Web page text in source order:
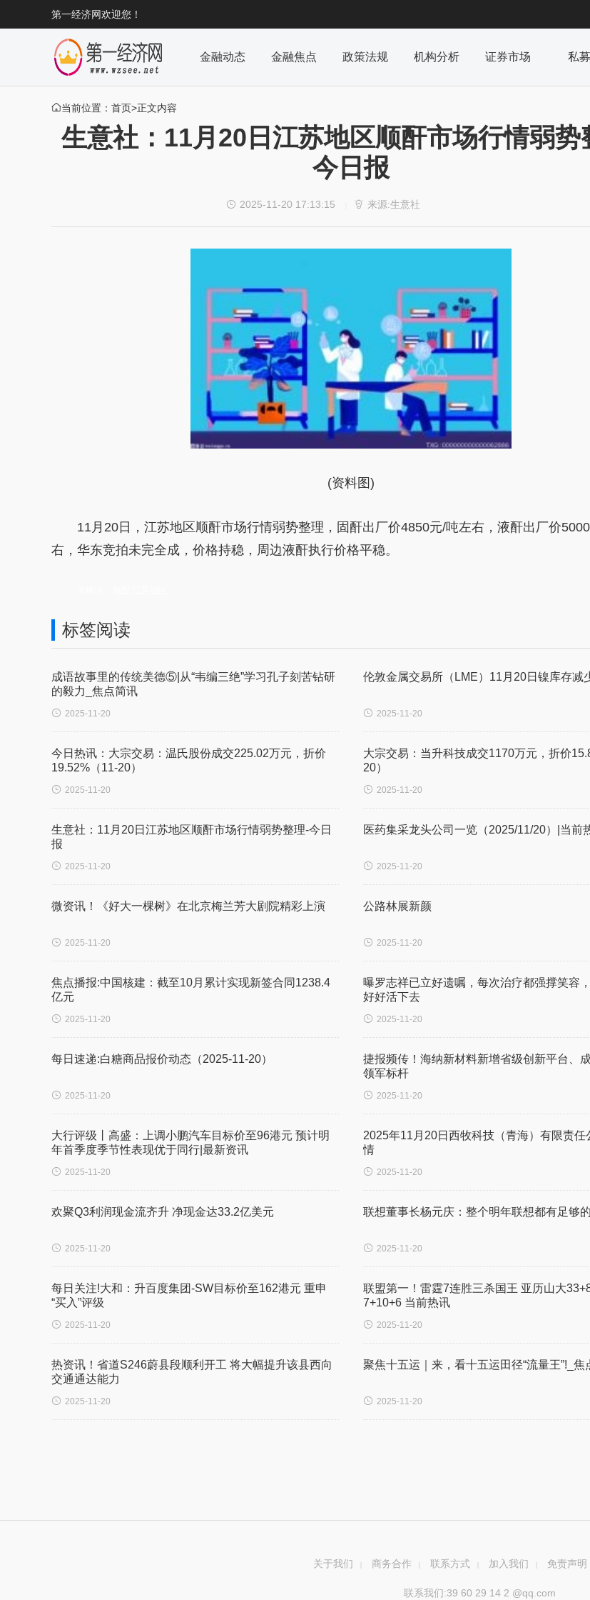
第一经济网欢迎您！
金融动态 金融焦点 政策法规 机构分析 证券市场 私募
当前位置： 首页>正文内容
生意社：11月20日江苏地区顺酐市场行情弱势
今日报
 2025-11-20 17:13:15  来源:生意社
(资料图)
11月20日，江苏地区顺酐市场行情弱势整理，固酐出厂价4850元/吨左右，液酐出厂价
右，华东竞拍未完全成，价格持稳，周边液酐执行价格平稳。
标签阅读
成语故事里的传统美德⑤|从“韦编三绝”学习孔子刻苦钻研
的毅力_焦点简讯
 2025-11-20
伦敦金属交易所（LME）11月20日镍库存减
 2025-11-20
今日热讯：大宗交易：温氏股份成交225.02万元，折价
19.52%（11-20）
 2025-11-20
大宗交易：当升科技成交1170万元，折价
20）
 2025-11-20
生意社：11月20日江苏地区顺酐市场行情弱势整理-今日
报
 2025-11-20
医药集采龙头公司一览（2025/11/20）|当前
 2025-11-20
微资讯！《好大一棵树》在北京梅兰芳大剧院精彩上演
 2025-11-20
公路林展新颜
 2025-11-20
焦点播报:中国核建：截至10月累计实现新签合同1238.4
亿元
 2025-11-20
曝罗志祥已立好遗嘱，每次治疗都强撑笑容
好好活下去
 2025-11-20
每日速递:白糖商品报价动态（2025-11-20）
 2025-11-20
捷报频传！海纳新材料新增省级创新平台、
领军标杆
 2025-11-20
大行评级丨高盛：上调小鹏汽车目标价至96港元 预计明
年首季度季节性表现优于同行|最新资讯
 2025-11-20
2025年11月20日西牧科技（青海）有限责任
情
 2025-11-20
欢聚Q3利润现金流齐升 净现金达33.2亿美元
 2025-11-20
联想董事长杨元庆：整个明年联想都有足够
 2025-11-20
每日关注!大和：升百度集团-SW目标价至162港元 重申
“买入”评级
 2025-11-20
联盟第一！雷霆7连胜三杀国王 亚历山大
7+10+6 当前热讯
 2025-11-20
热资讯！省道S246蔚县段顺利开工 将大幅提升该县西向
交通通达能力
 2025-11-20
聚焦十五运｜来，看十五运田径“流量王”!_焦
 2025-11-20
关于我们 商务合作 联系方式 加入我们 免责声明
联系我们:39 60 29 14 2 @qq.com